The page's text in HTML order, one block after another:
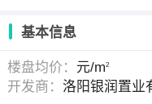
基本信息
楼盘均价： 元/m2
开发商： 洛阳银润置业